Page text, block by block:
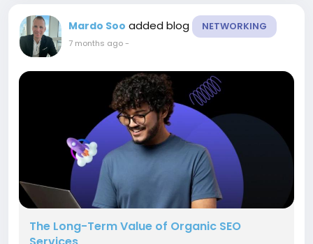
Mardo Soo added blog NETWORKING
7 months ago-
The Long-Term Value of Organic SEO